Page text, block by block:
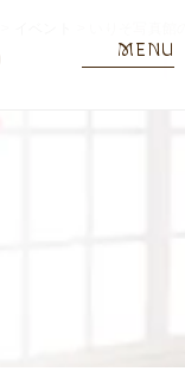
MENU